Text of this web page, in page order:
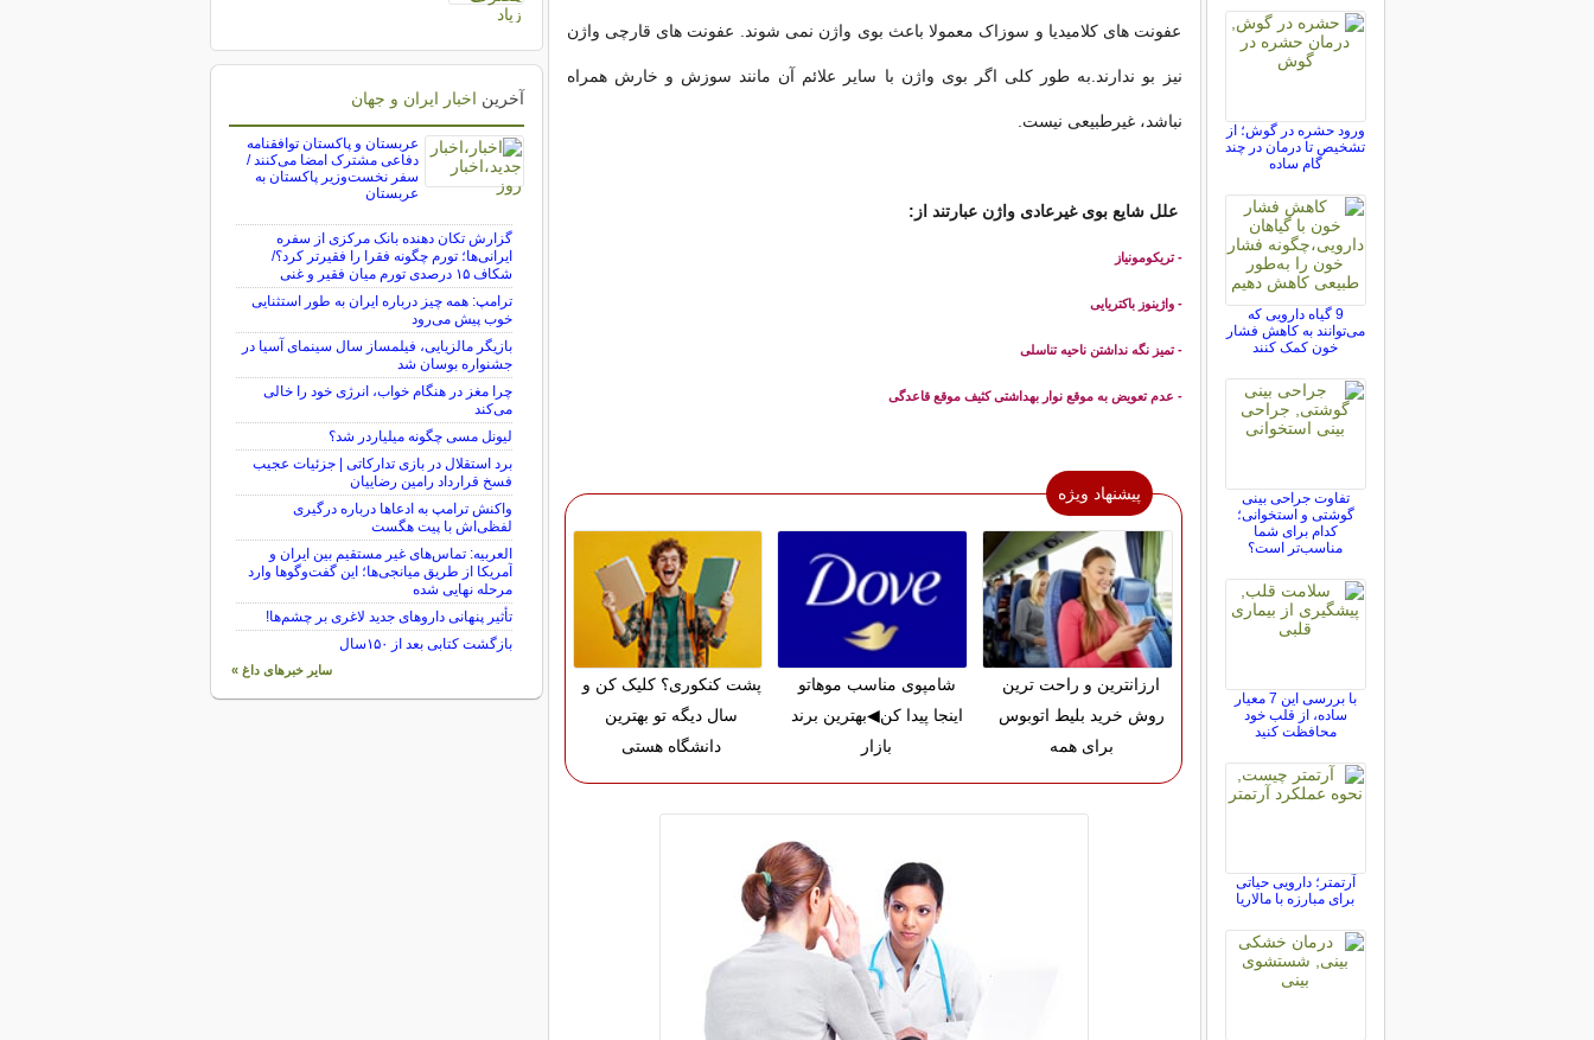
عفونت های کلامیدیا و سوزاک معمولا باعث بوی واژن نمی شوند. عفونت های قارچی واژن
نیز بو ندارند.به طور کلی اگر بوی واژن با سایر علائم آن مانند سوزش و خارش همراه
نباشد، غیرطبیعی نیست.
علل شایع بوی غیرعادی واژن عبارتند از:
- تریکومونیاز
- واژینوز باکتریایی
- تمیز نگه نداشتن ناحیه تناسلی
- عدم تعویض به موقع نوار بهداشتی کثیف موقع قاعدگی
پیشنهاد ویژه
ارزانترین و راحت ترین
روش خرید بلیط اتوبوس
برای همه
شامپوی مناسب موهاتو
اینجا پیدا کن◀بهترین برند
بازار
پشت کنکوری؟ کلیک کن و
سال دیگه تو بهترین
دانشگاه هستی
ورود حشره در گوش؛ از
تشخیص تا درمان در چند
گام ساده
9 گیاه دارویی که
می‌توانند به کاهش فشار
خون کمک کنند
تفاوت جراحی بینی
گوشتی و استخوانی؛
کدام برای شما
مناسب‌تر است؟
با بررسی این 7 معیار
ساده، از قلب خود
محافظت کنید
آرتمتر؛ دارویی حیاتی
برای مبارزه با مالاریا
آخرین اخبار ایران و جهان
عربستان و پاکستان توافقنامه
دفاعی مشترک امضا می‌کنند /
سفر نخست‌وزیر پاکستان به
عربستان
گزارش تکان‌ دهنده بانک مرکزی از سفره
ایرانی‌ها؛ تورم چگونه فقرا را فقیرتر کرد؟/
شکاف ۱۵ درصدی تورم میان فقیر و غنی
ترامپ: همه چیز درباره ایران به طور استثنایی
خوب پیش می‌رود
بازیگر مالزیایی، فیلمساز سال سینمای آسیا در
جشنواره بوسان شد
چرا مغز در هنگام خواب، انرژی خود را خالی
می‌کند
لیونل مسی چگونه میلیاردر شد؟
برد استقلال در بازی تدارکاتی | جزئیات عجیب
فسخ قرارداد رامین رضاییان
واکنش ترامپ به ادعاها درباره درگیری
لفظی‌اش با پیت هگست
العربیه: تماس‌های غیر مستقیم بین ایران و
آمریکا از طریق میانجی‌ها؛ این گفت‌و‌گو‌ها وارد
مرحله نهایی شده
تأثیر پنهانی داروهای جدید لاغری بر چشم‌ها!
بازگشت کتابی بعد از ۱۵۰سال
سایر خبرهای داغ »